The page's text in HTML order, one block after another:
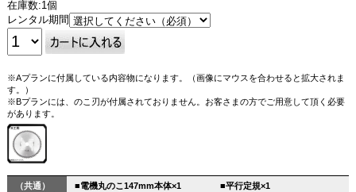
在庫数:1個
レンタル期間
※Aプランに付属している内容物になります。（画像にマウスを合わせると拡大されま
す。）
※Bプランには、のこ刃が付属されておりません。お客さまの方でご用意して頂く必要
があります。
（共通）
■電機丸のこ147mm本体×1
■平行定規×1